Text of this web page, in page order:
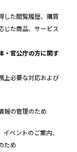
した閲覧履歴、購買
じた商品、サービス
・官公庁の方に関す
上必要な対応および
報の管理のため
ベントのご案内、
ため